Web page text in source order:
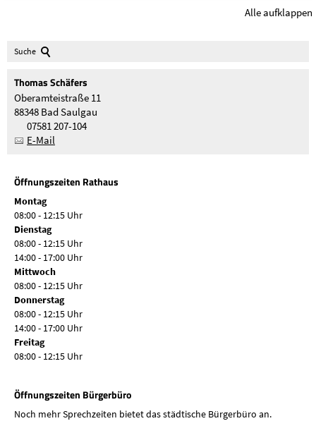
Alle aufklappen
Suche
ThomasSchäfers
Oberamteistraße 11
88348 Bad Saulgau
07581 207-104
E-Mail
Öffnungszeiten Rathaus
Montag
08:00 - 12:15 Uhr
Dienstag
08:00 - 12:15 Uhr
14:00 - 17:00 Uhr
Mittwoch
08:00 - 12:15 Uhr
Donnerstag
08:00 - 12:15 Uhr
14:00 - 17:00 Uhr
Freitag
08:00 - 12:15 Uhr
Öffnungszeiten Bürgerbüro
Noch mehr Sprechzeiten bietet das städtische Bürgerbüro an.